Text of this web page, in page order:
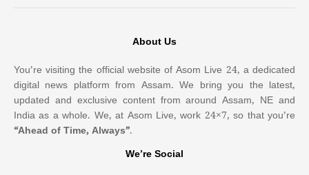
About Us
You’re visiting the official website of Asom Live 24, a dedicated
digital news platform from Assam. We bring you the latest,
updated and exclusive content from around Assam, NE and
India as a whole. We, at Asom Live, work 24×7, so that you’re
“Ahead of Time, Always”.
We’re Social